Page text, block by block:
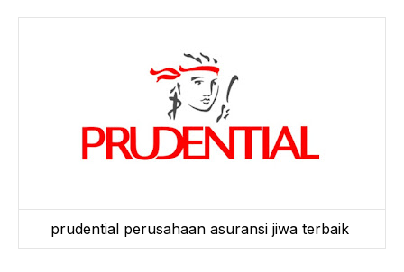
prudential perusahaan asuransi jiwa terbaik